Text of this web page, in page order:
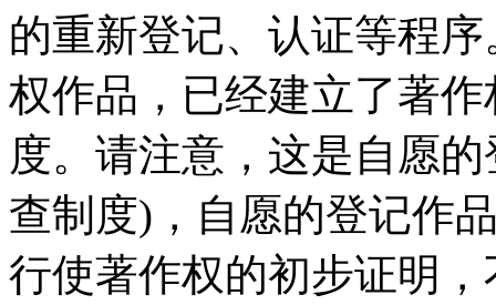
的重新登记、认证等程
权作品，已经建立了著
度。请注意，这是自愿
查制度)，自愿的登记作
行使著作权的初步证明